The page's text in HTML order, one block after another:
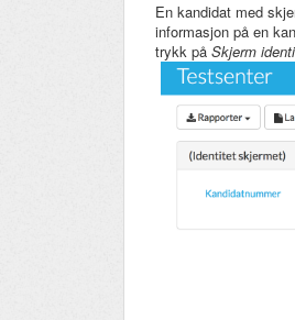
En kandidat med
informasjon på en
trykk på Skjerm